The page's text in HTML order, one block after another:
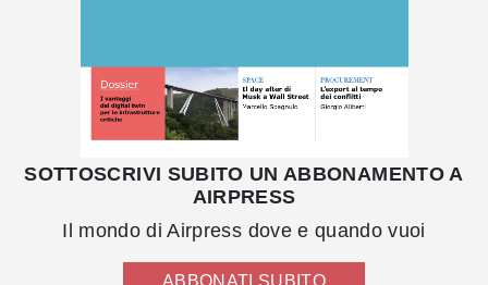
SOTTOSCRIVI SUBITO UN ABBONAMENTO A
AIRPRESS
Il mondo di Airpress dove e quando vuoi
ABBONATI SUBITO